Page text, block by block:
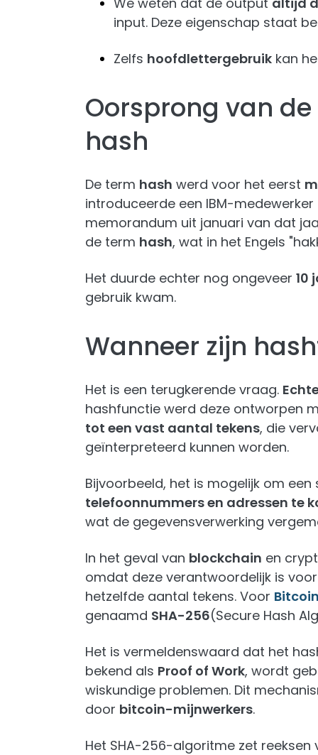
input. Deze eigenschap staat
Zelfs hoofdlettergebruik kan
Oorsprong van
hash
De term hash werd voor het eerst
introduceerde een IBM-
memorandum uit januari van dat
de term hash, wat in het Engels
Het duurde echter nog ongeveer 10
gebruik kwam.
Wanneer zijn
Het is een terugkerende vraag.
hashfunctie werd deze ontworpen
tot een vast aantal tekens, die
geïnterpreteerd kunnen worden.
Bijvoorbeeld, het is mogelijk om
telefoonnummers en adressen te
wat de gegevensverwerking
In het geval van blockchain en
omdat deze verantwoordelijk is
hetzelfde aantal tekens. Voor
genaamd SHA-256(Secure Hash
Het is vermeldenswaard dat het
bekend als Proof of Work, wordt
wiskundige problemen. Dit
door bitcoin-mijnwerkers.
Het SHA-256-algoritme zet